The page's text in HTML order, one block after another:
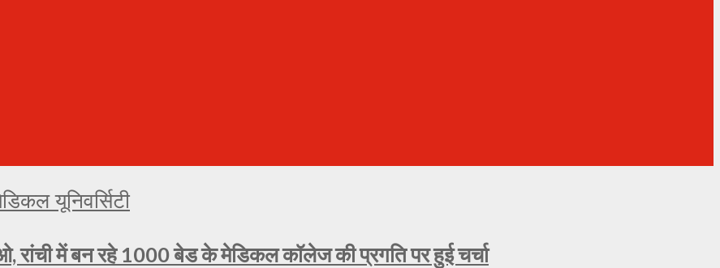
में बन रहे 1000 बेड के मेडिकल कॉलेज की प्रगति पर हुई चर्चा